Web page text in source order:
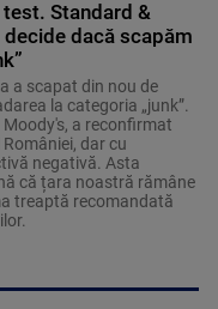
Standard &
decide dacă scapăm
a scapat din nou de
la categoria „junk”.
Moody's, a reconfirmat
dar cu
negativă. Asta
că țara noastră rămâne
treaptă recomandată